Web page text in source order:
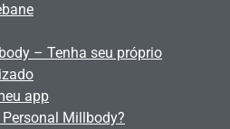
– Tenha seu próprio
app
Personal Millbody?